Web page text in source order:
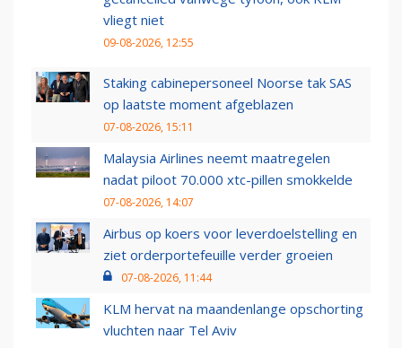
vliegt niet
09-08-2026, 12:55
Staking cabinepersoneel Noorse tak SAS
op laatste moment afgeblazen
07-08-2026, 15:11
Malaysia Airlines neemt maatregelen
nadat piloot 70.000 xtc-pillen smokkelde
07-08-2026, 14:07
Airbus op koers voor leverdoelstelling en
ziet orderportefeuille verder groeien
07-08-2026, 11:44
KLM hervat na maandenlange opschorting
vluchten naar Tel Aviv